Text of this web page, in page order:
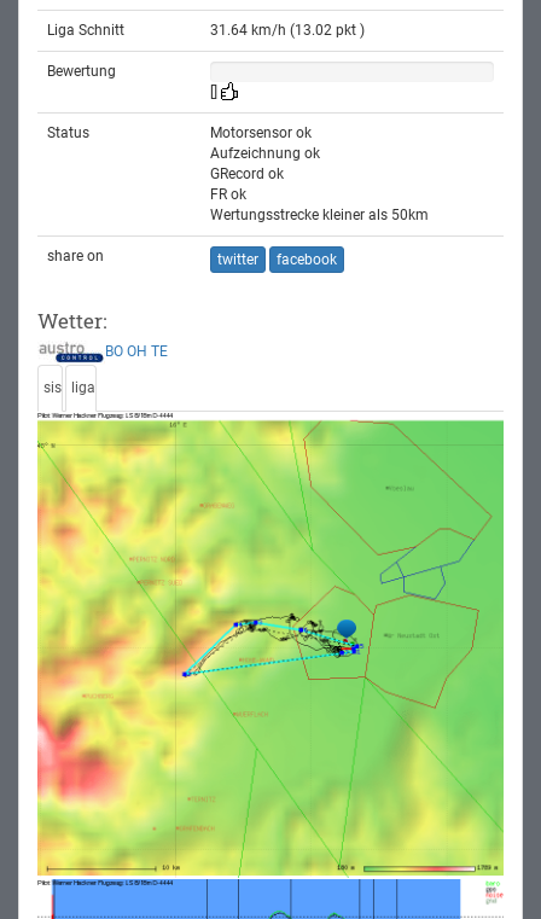
Liga Schnitt 31.64 km/h (13.02 pkt )
Bewertung
Status
Motorsensor ok
Aufzeichnung ok
GRecord ok
FR ok
Wertungsstrecke kleiner als 50km
share on twitter facebook
Wetter:
BO OH TE
sis liga